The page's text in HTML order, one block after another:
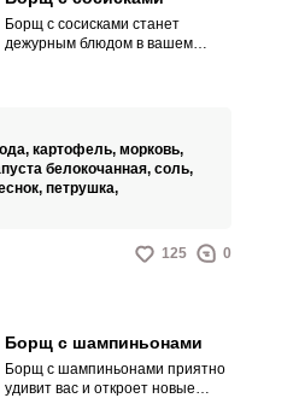
Борщ с сосисками станет
дежурным блюдом в вашем
вкусом. Несмотря на то, что это
не совсем классический рецепт,
а скорее студенческий, борщ всё
равно получается сытным!
бульона можете использовать и
использовать укроп и петрушку.
картофель, морковь,
белокочанная, соль,
петрушка,
125 0
Борщ с шампиньонами
Борщ с шампиньонами приятно
удивит вас и откроет новые